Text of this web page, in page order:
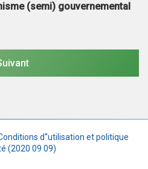
(semi) gouvernemental
d''utilisation et politique
(2020 09 09)